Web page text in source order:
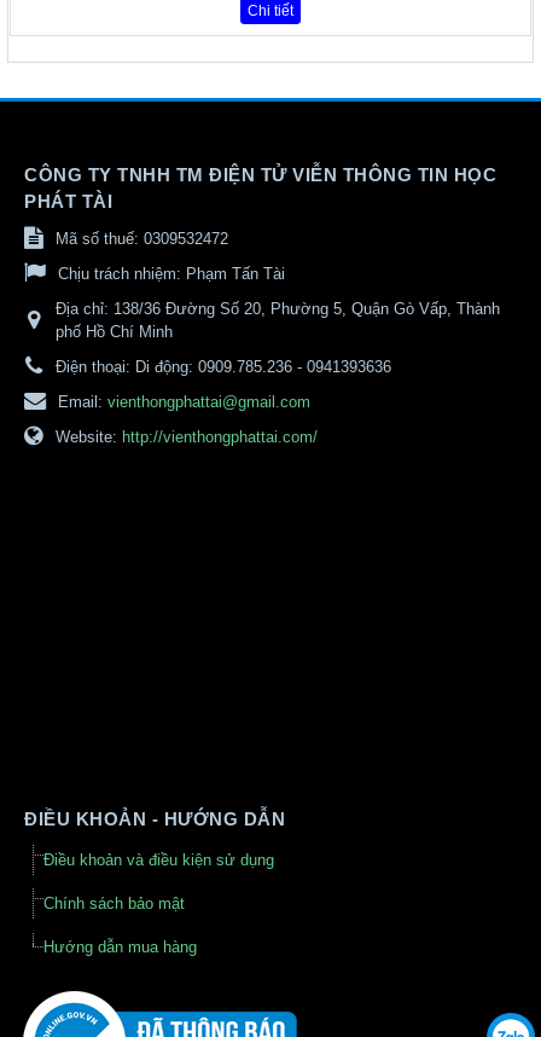
Chi tiết
CÔNG TY TNHH TM ĐIỆN TỬ VIỄN THÔNG TIN HỌC
PHÁT TÀI
Mã số thuế: 0309532472
Chịu trách nhiệm: Phạm Tấn Tài
Địa chỉ: 138/36 Đường Số 20, Phường 5, Quận Gò Vấp, Thành
phố Hồ Chí Minh
Điện thoại: Di động: 0909.785.236 - 0941393636
Email: vienthongphattai@gmail.com
Website: http://vienthongphattai.com/
ĐIỀU KHOẢN - HƯỚNG DẪN
Điều khoản và điều kiện sử dụng
Chính sách bảo mật
Hướng dẫn mua hàng